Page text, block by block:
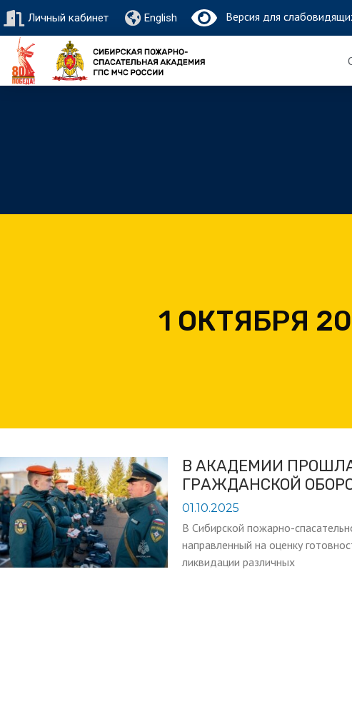
Личный кабинет English Версия для
1 ОКТЯБРЯ
В АКАДЕМИИ
ГРАЖДАНСКОЙ
01.10.2025
В Сибирской пожарно-
направленный на оценку
ликвидации различных